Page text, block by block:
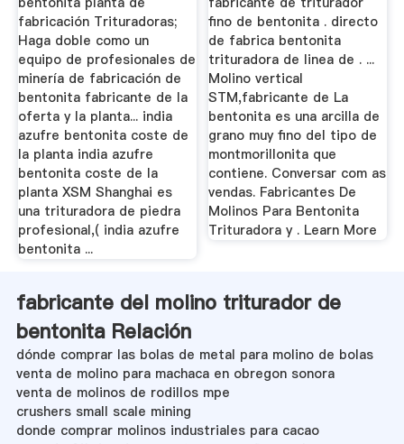
fabricación Trituradoras;
Haga doble como un
equipo de profesionales de
minería de fabricación de
bentonita fabricante de la
oferta y la planta... india
azufre bentonita coste de
la planta india azufre
bentonita coste de la
planta XSM Shanghai es
una trituradora de piedra
profesional,( india azufre
bentonita ...
fino de bentonita . directo
de fabrica bentonita
trituradora de linea de . ...
Molino vertical
STM,fabricante de La
bentonita es una arcilla de
grano muy fino del tipo de
montmorillonita que
contiene. Conversar com as
vendas. Fabricantes De
Molinos Para Bentonita
Trituradora y . Learn More
fabricante del molino triturador de
bentonita Relación
dónde comprar las bolas de metal para molino de bolas
venta de molino para machaca en obregon sonora
venta de molinos de rodillos mpe
crushers small scale mining
donde comprar molinos industriales para cacao